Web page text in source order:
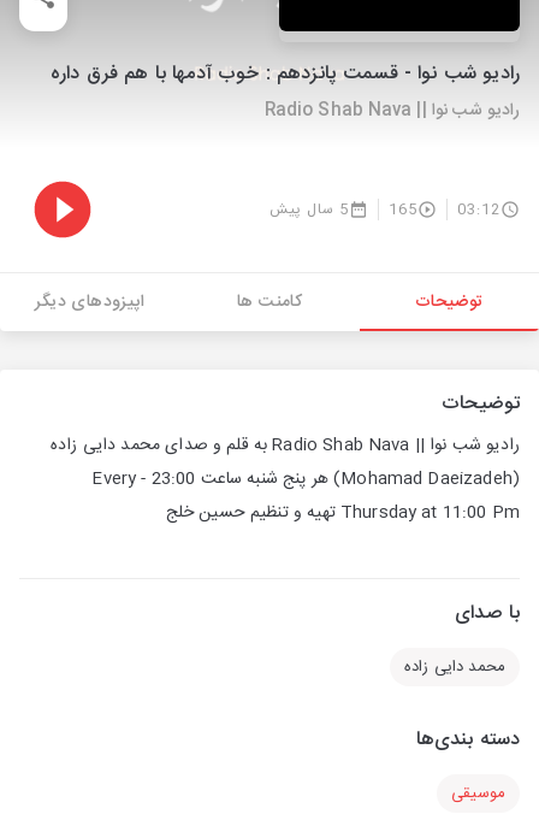
رادیو شب نوا - قسمت پانزدهم : خوب آدمها با هم فرق داره
رادیو شب نوا || Radio Shab Nava
03:12
165 5 سال پیش
توضیحات کامنت ها اپیزودهای دیگر
توضیحات
رادیو شب نوا || Radio Shab Nava به قلم و صدای محمد دایی زاده
(Mohamad Daeizadeh) هر پنج شنبه ساعت 23:00 - Every
Thursday at 11:00 Pm تهیه و تنظیم حسین خلج
با صدای
محمد دایی زاده
دسته بندی‌ها
موسیقی